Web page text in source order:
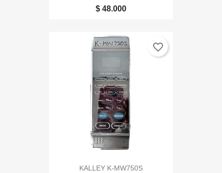
$ 48.000
KALLEY K-MW750S
favorite_border